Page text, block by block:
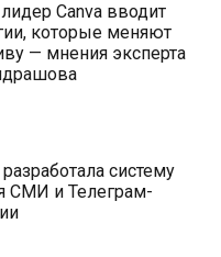
Canva вводит
которые меняют
— мнения эксперта
систему
СМИ и Телеграм-